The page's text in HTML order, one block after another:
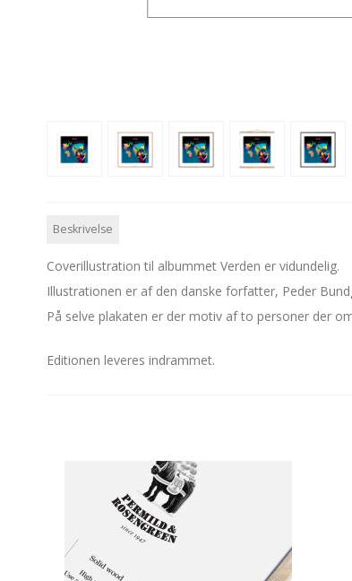
Beskrivelse
Coverillustration til albummet Verden er vidundelig.
Illustrationen er af den danske forfatter, Peder
På selve plakaten er der motiv af to personer der
Editionen leveres indrammet.